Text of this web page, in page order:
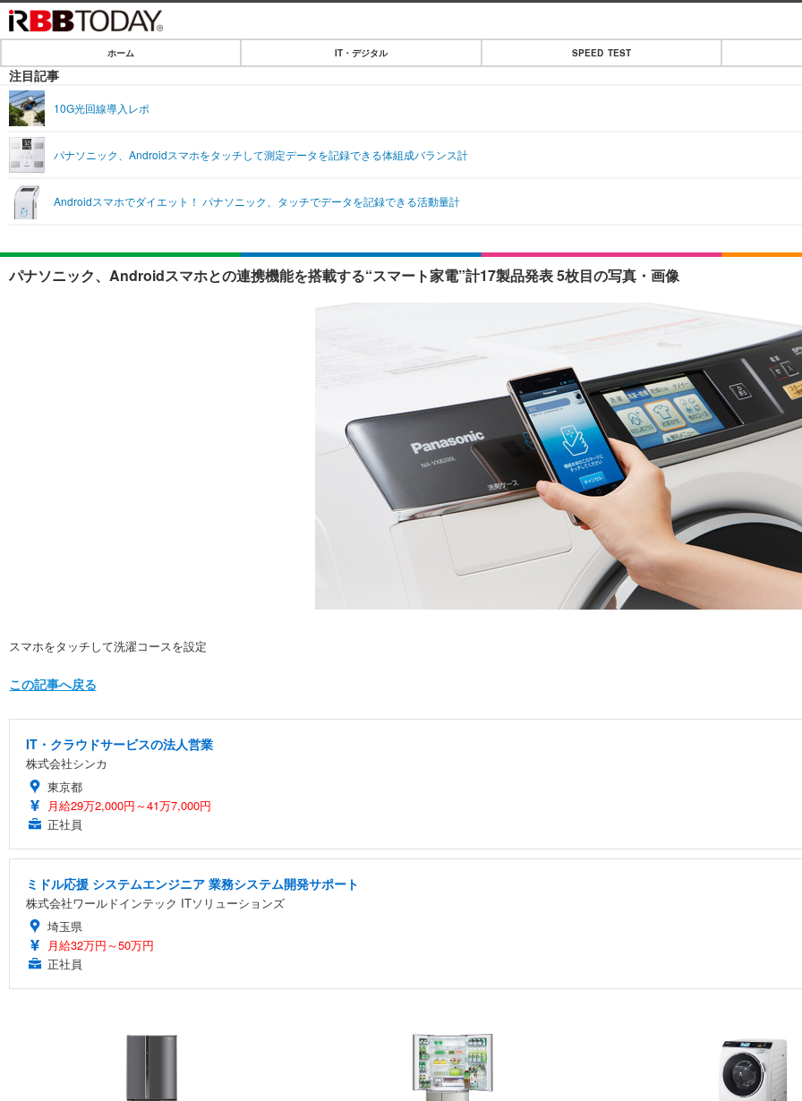
IT・デジタル
ショッピング
SPEED TEST
エンタメ
エンタメTOP
音楽
ライフ
ライフTOP
ペット
リリース一覧
ホーム IT・デジタル SPEED TEST
注目記事
10G光回線導入レポ
パナソニック、Androidスマホをタッチして測定データを記録できる体組成バランス計
Androidスマホでダイエット！ パナソニック、タッチでデータを記録できる活動量計
パナソニック、Androidスマホとの連携機能を搭載する“スマート家電”計17製品発表 5枚目の写真・画像
スマホをタッチして洗濯コースを設定
この記事へ戻る
IT・クラウドサービスの法人営業
株式会社シンカ
東京都
月給29万2,000円～41万7,000円
正社員
ミドル応援 システムエンジニア 業務システム開発サポート
株式会社ワールドインテック ITソリューションズ
埼玉県
月給32万円～50万円
正社員